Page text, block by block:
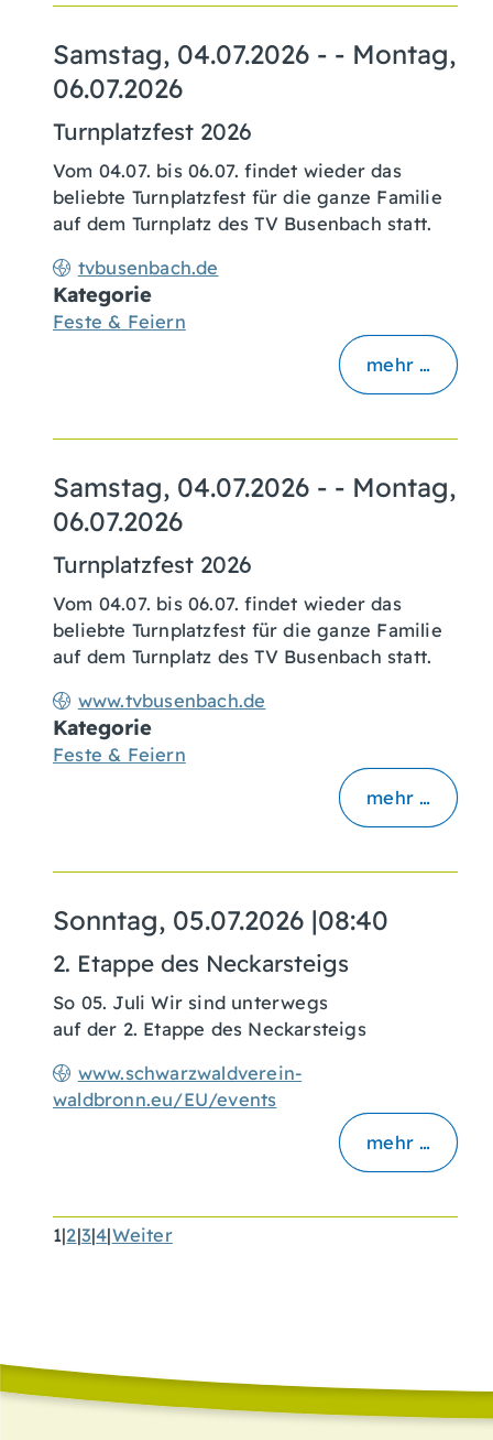
Samstag, 04.07.2026 - - Montag,
06.07.2026
Turnplatzfest 2026
tvbusenbach.de
Vom 04.07. bis 06.07. findet wieder das
beliebte Turnplatzfest für die ganze Familie
auf dem Turnplatz des TV Busenbach statt.
Kategorie
Feste & Feiern
mehr …
Samstag, 04.07.2026 - - Montag,
06.07.2026
Turnplatzfest 2026
www.tvbusenbach.de
Vom 04.07. bis 06.07. findet wieder das
beliebte Turnplatzfest für die ganze Familie
auf dem Turnplatz des TV Busenbach statt.
Kategorie
Feste & Feiern
mehr …
Sonntag, 05.07.2026 |08:40
2. Etappe des Neckarsteigs
www.schwarzwaldverein-
waldbronn.eu/EU/events
So 05. Juli Wir sind unterwegs
auf der 2. Etappe des Neckarsteigs
mehr …
1|2|3|4|Weiter